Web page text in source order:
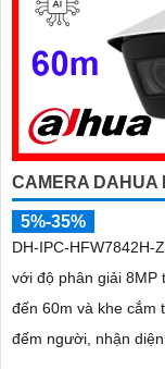
CAMERA DAHUA
5%-35%
DH-IPC-HFW7842H-
với độ phân giải 8MP
đến 60m và khe cắm thẻ
đếm người, nhận